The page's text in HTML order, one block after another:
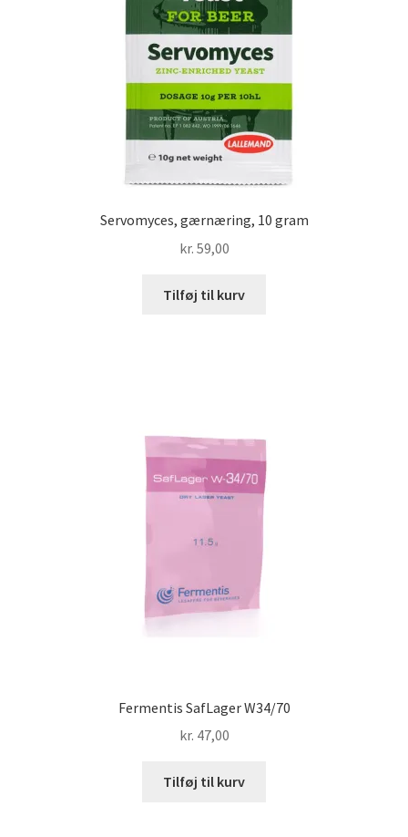
Servomyces, gærnæring, 10 gram
kr. 59,00
Tilføj til kurv
Fermentis SafLager W34/70
kr. 47,00
Tilføj til kurv